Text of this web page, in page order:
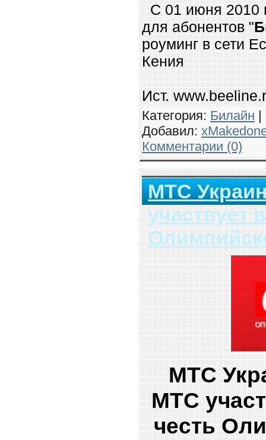
С 01 июня 2010
для абонентов "
роуминг в сети
Кения
Ист. www.
Категория: Билайн |
Добавил:
Комментарии (0)
МТС
участвует
МТС
МТС
честь